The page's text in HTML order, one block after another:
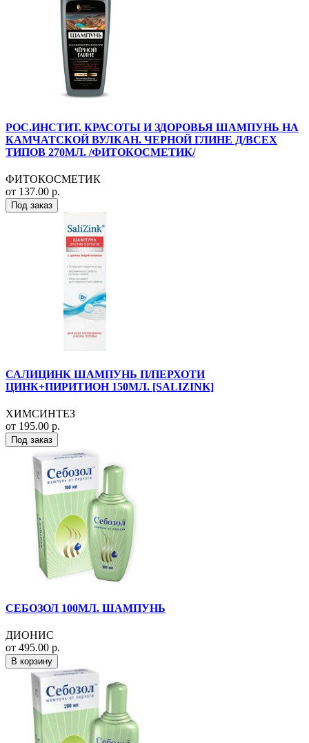
РОС.ИНСТИТ. КРАСОТЫ И ЗДОРОВЬЯ ШАМПУНЬ НА
КАМЧАТСКОЙ ВУЛКАН. ЧЕРНОЙ ГЛИНЕ Д/ВСЕХ
ТИПОВ 270МЛ. /ФИТОКОСМЕТИК/
ФИТОКОСМЕТИК
от 137.00 р.
Под заказ
САЛИЦИНК ШАМПУНЬ П/ПЕРХОТИ
ЦИНК+ПИРИТИОН 150МЛ. [SALIZINK]
ХИМСИНТЕЗ
от 195.00 р.
Под заказ
СЕБОЗОЛ 100МЛ. ШАМПУНЬ
ДИОНИС
от 495.00 р.
В корзину